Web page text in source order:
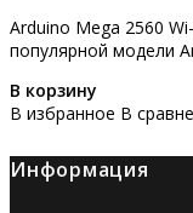
Arduino Mega 2560
популярной модели
В корзину
В избранное В
Информация